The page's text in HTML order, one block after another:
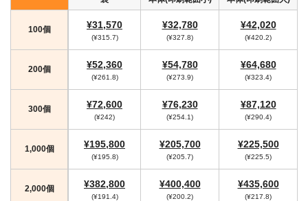
100個 ¥31,570
(¥315.7)
¥32,780
(¥327.8)
¥42,020
(¥420.2)
200個 ¥52,360
(¥261.8)
¥54,780
(¥273.9)
¥64,680
(¥323.4)
300個 ¥72,600
(¥242)
¥76,230
(¥254.1)
¥87,120
(¥290.4)
1,000個 ¥195,800
(¥195.8)
¥205,700
(¥205.7)
¥225,500
(¥225.5)
2,000個 ¥382,800
(¥191.4)
¥400,400
(¥200.2)
¥435,600
(¥217.8)